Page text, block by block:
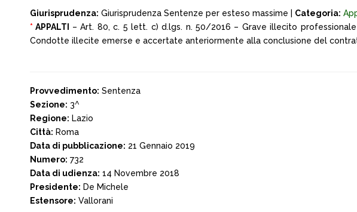
Giurisprudenza: Giurisprudenza Sentenze per esteso massime | Categoria:
*APPALTI – Art. 80, c. 5 lett. c) d.lgs. n. 50/2016 – Grave illecito
Condotte illecite emerse e accertate anteriormente alla conclusione del
Provvedimento: Sentenza
Sezione: 3^
Regione: Lazio
Città: Roma
Data di pubblicazione: 21 Gennaio 2019
Numero: 732
Data di udienza: 14 Novembre 2018
Presidente: De Michele
Estensore: Vallorani